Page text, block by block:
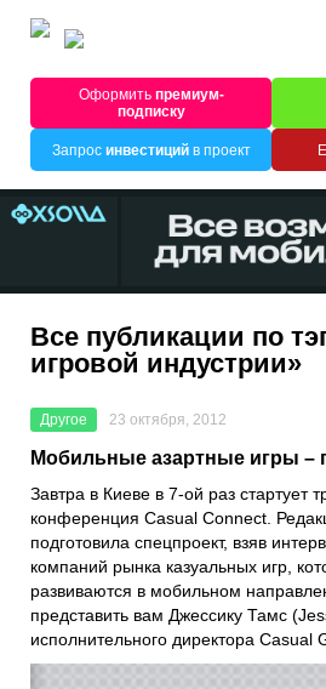
Оформитьпремиум-
подписку
Запрос инвестицийв проект
Все публикации по
игровой индустрии»
Другое 23 октября, 2012
Мобильные азартные игры –
Завтра в Киеве в 7-ой раз стартует
конференция Casual Connect.
подготовила спецпроект, взяв
компаний рынка казуальных игр,
развиваются в мобильном
представить вам Джессику Тамс
исполнительного директора Casual